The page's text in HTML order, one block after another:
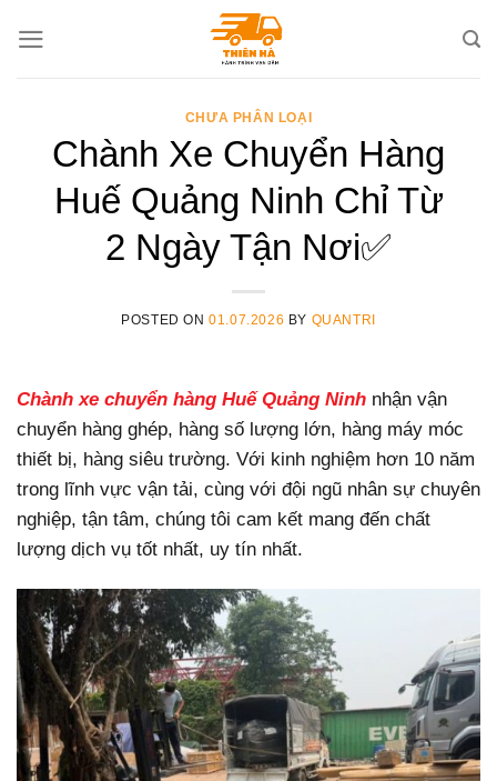
CHƯA PHÂN LOẠI
Chành Xe Chuyển Hàng
Huế Quảng Ninh Chỉ Từ
2 Ngày Tận Nơi✅
POSTED ON01.07.2026 BY QUANTRI
Chành xe chuyển hàng Huế Quảng Ninh nhận vận
chuyển hàng ghép, hàng số lượng lớn, hàng máy móc
thiết bị, hàng siêu trường. Với kinh nghiệm hơn 10 năm
trong lĩnh vực vận tải, cùng với đội ngũ nhân sự chuyên
nghiệp, tận tâm, chúng tôi cam kết mang đến chất
lượng dịch vụ tốt nhất, uy tín nhất.